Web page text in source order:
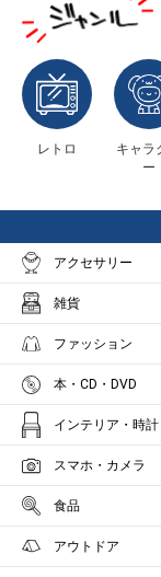
レトロ
キャラ
ー
アクセサリー
雑貨
ファッション
本・CD・DVD
インテリア・時計
スマホ・カメラ
食品
アウトドア